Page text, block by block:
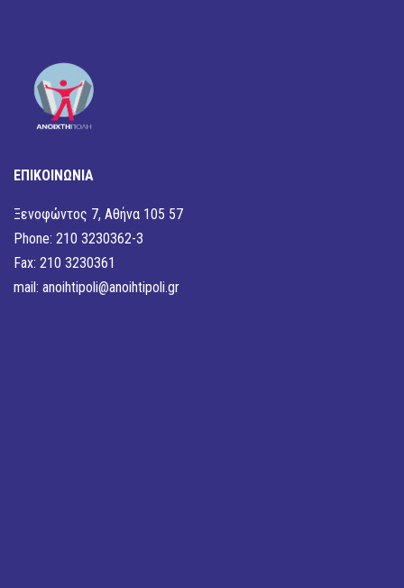
ΕΠΙΚΟΙΝΩΝΙΑ
Ξενοφώντος 7, Αθήνα 105 57
Phone: 210 3230362-3
Fax: 210 3230361
mail: anoihtipoli@anoihtipoli.gr